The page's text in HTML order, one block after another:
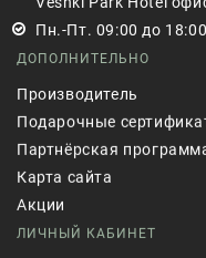
Пн.-Пт. 09:00 до
ДОПОЛНИТЕЛЬНО
Производитель
Подарочные
Партнёрская
Карта сайта
Акции
ЛИЧНЫЙ КАБИНЕТ